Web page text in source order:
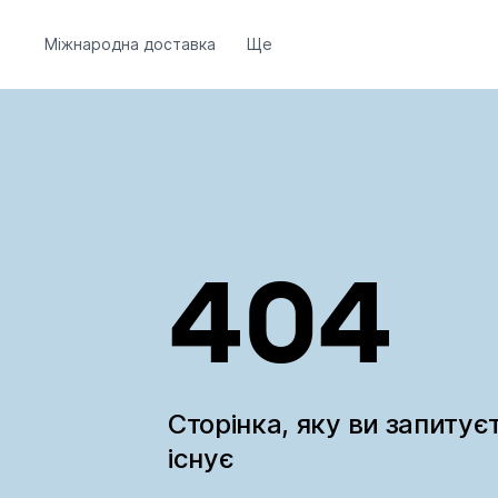
Міжнародна доставка Ще
404
Сторінка, яку ви
існує